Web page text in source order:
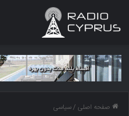
صفحه اصلی /سیاسی